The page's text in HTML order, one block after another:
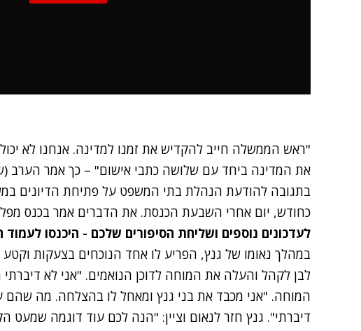
"ראש הממשלה חייב להקדיש את זמנו למדינה. אנחנו לא
את המדינה ביחד עם שלושה כתבי אישום" – כך אמר הערב
בתגובה להודעת הנהלת בתי המשפט על פתיחת הדיונים
כחודש, יום אחרי השבעת הכנסת. את הדברים אמר בכנס
לעדכונים נוספים ושליחת הסיפורים שלכם - היכנסו
במהלך נאומו של גנץ, הפריע לו אחד הנוכחים בצעקות וקטע
לבן לקהל והעלה את המוחה לדוכן הנואמים. "אני לא דיברתי
המוחה. "אני מכבד את בני גנץ ומאחל לו בהצלחה. מה שהם
דיברתי". גנץ חזר לנאום וציין: "הנה לכם עוד דוגמה שמעט